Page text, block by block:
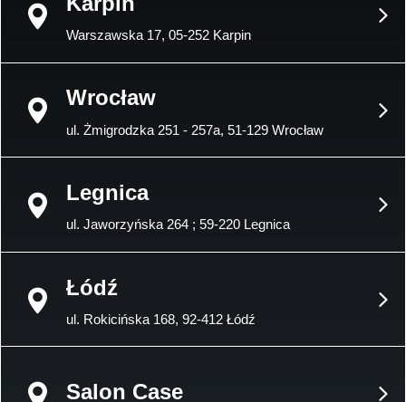
Warszawska 17, 05-252 Karpin
Wrocław
ul. Żmigrodzka 251 - 257a, 51-129 Wrocław
Legnica
ul. Jaworzyńska 264 ; 59-220 Legnica
Łódź
ul. Rokicińska 168, 92-412 Łódź
Salon Case